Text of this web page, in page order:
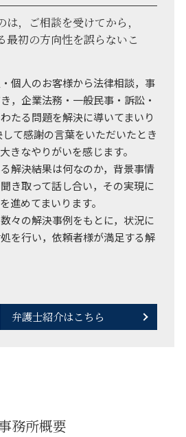
，ご相談を受けてから，
最初の方向性を誤らないこ
個人のお客様から法律相談，事
，企業法務・一般民事・訴訟・
たる問題を解決に導いてまいり
て感謝の言葉をいただいたとき
きなやりがいを感じます。
解決結果は何なのか，背景事情
き取って話し合い，その実現に
進めてまいります。
々の解決事例をもとに，状況に
を行い，依頼者様が満足する解
弁護士紹介はこちら
務所概要